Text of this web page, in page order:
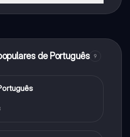
de Português 9